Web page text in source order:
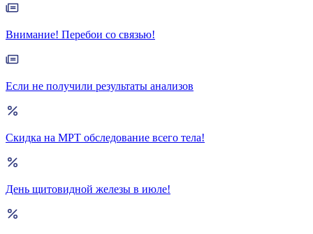
Внимание! Перебои со связью!
Если не получили результаты анализов
Скидка на МРТ обследование всего тела!
День щитовидной железы в июле!